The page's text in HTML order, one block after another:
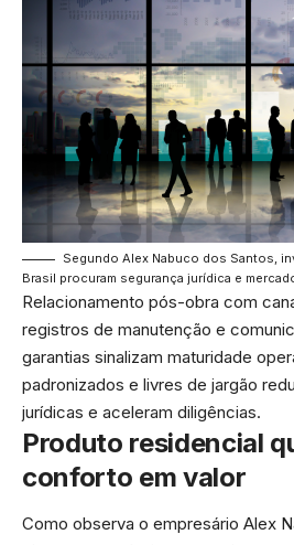
Segundo Alex Nabuco dos Santos,
Brasil procuram segurança jurídica e
Relacionamento pós-obra com
registros de manutenção e
garantias sinalizam maturidade
padronizados e livres de jargão
jurídicas e aceleram diligências.
Produto residencial
conforto em valor
Como observa o empresário Alex